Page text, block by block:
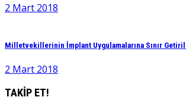
2 Mart 2018
Milletvekillerinin İmplant Uygulamalarına Sınır
2 Mart 2018
TAKİP ET!